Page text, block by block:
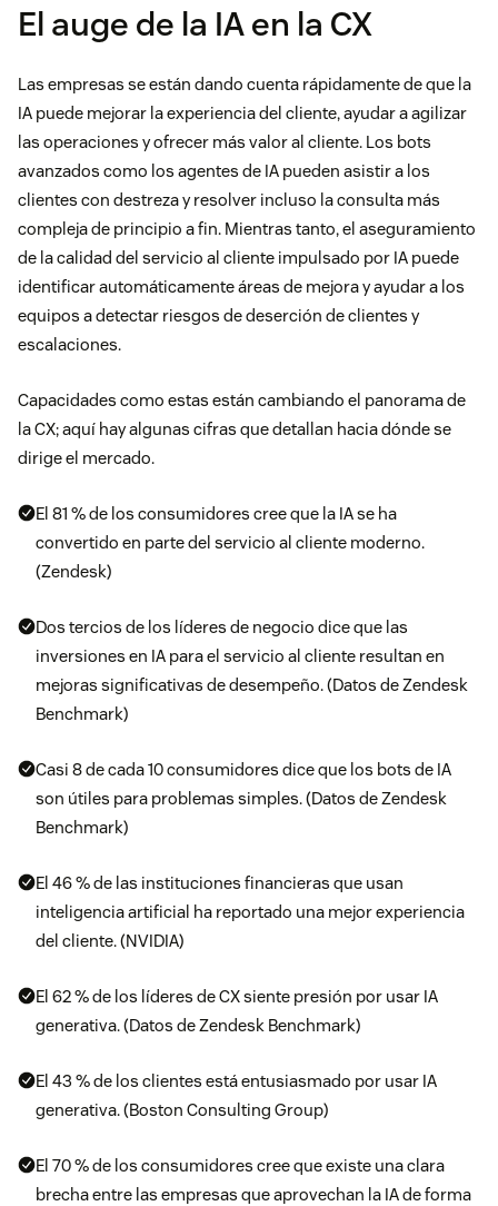
El auge de la IA en la CX
Las empresas se están dando cuenta rápidamente de que la
IA puede mejorar la experiencia del cliente, ayudar a agilizar
las operaciones y ofrecer más valor al cliente. Los bots
avanzados como los agentes de IA pueden asistir a los
clientes con destreza y resolver incluso la consulta más
compleja de principio a fin. Mientras tanto, el aseguramiento
de la calidad del servicio al cliente impulsado por IA puede
identificar automáticamente áreas de mejora y ayudar a los
equipos a detectar riesgos de deserción de clientes y
escalaciones.
Capacidades como estas están cambiando el panorama de
la CX; aquí hay algunas cifras que detallan hacia dónde se
dirige el mercado.
El 81 % de los consumidores cree que la IA se ha
convertido en parte del servicio al cliente moderno.
(Zendesk)
Dos tercios de los líderes de negocio dice que las
inversiones en IA para el servicio al cliente resultan en
mejoras significativas de desempeño. (Datos de Zendesk
Benchmark)
Casi 8 de cada 10 consumidores dice que los bots de IA
son útiles para problemas simples. (Datos de Zendesk
Benchmark)
El 46 % de las instituciones financieras que usan
inteligencia artificial ha reportado una mejor experiencia
del cliente. (NVIDIA)
El 62 % de los líderes de CX siente presión por usar IA
generativa. (Datos de Zendesk Benchmark)
El 43 % de los clientes está entusiasmado por usar IA
generativa. (Boston Consulting Group)
El 70 % de los consumidores cree que existe una clara
brecha entre las empresas que aprovechan la IA de forma